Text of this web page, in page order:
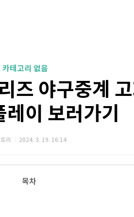
카테고리 없음
야구중계 고
이 보러가기
리 2024. 3. 19. 16:14
목차